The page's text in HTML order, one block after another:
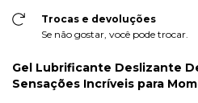
Trocas e devoluções
Se não gostar, você pode trocar.
Gel Lubrificante Deslizante
Sensações Incríveis para